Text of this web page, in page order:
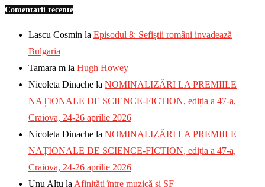
Comentarii recente
Lascu Cosmin la Episodul 8: Sefiștii români invadează
Bulgaria
Tamara m la Hugh Howey
Nicoleta Dinache la NOMINALIZĂRI LA PREMIILE
NAȚIONALE DE SCIENCE-FICTION, ediția a 47-a,
Craiova, 24-26 aprilie 2026
Nicoleta Dinache la NOMINALIZĂRI LA PREMIILE
NAȚIONALE DE SCIENCE-FICTION, ediția a 47-a,
Craiova, 24-26 aprilie 2026
Unu Altu la Afinități între muzică și SF